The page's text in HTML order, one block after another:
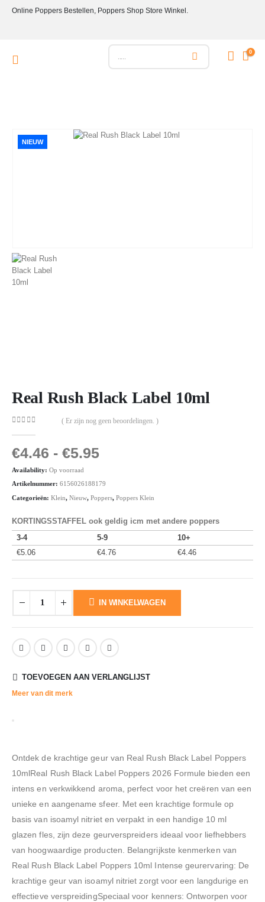
Online Poppers Bestellen, Poppers Shop Store Winkel.
0
NIEUW
Real Rush Black Label 10ml
( Er zijn nog geen beoordelingen. )
€4.46 - €5.95
Availability: Op voorraad
Artikelnummer: 6156026188179
Categorieën: Klein, Nieuw, Poppers, Poppers Klein
KORTINGSSTAFFEL ook geldig icm met andere poppers
3-4
5-9
10+
€5.06 €4.76 €4.46
IN WINKELWAGEN
TOEVOEGEN AAN VERLANGLIJST
Meer van dit merk
Ontdek de krachtige geur van Real Rush Black Label Poppers
10mlReal Rush Black Label Poppers 2026 Formule bieden een
intens en verkwikkend aroma, perfect voor het creëren van een
unieke en aangename sfeer. Met een krachtige formule op
basis van isoamyl nitriet en verpakt in een handige 10 ml
glazen fles, zijn deze geurverspreiders ideaal voor liefhebbers
van hoogwaardige producten. Belangrijkste kenmerken van
Real Rush Black Label Poppers 10ml Intense geurervaring: De
krachtige geur van isoamyl nitriet zorgt voor een langdurige en
effectieve verspreidingSpeciaal voor kenners: Ontworpen voor